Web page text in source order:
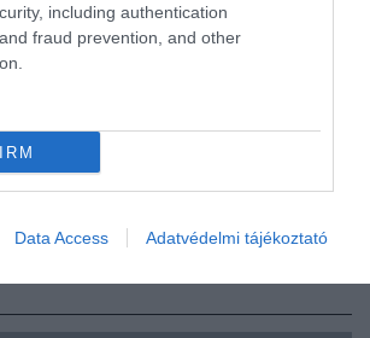
including authentication
fraud prevention, and other
Data Access Adatvédelmi tájékoztató
hogy a helyi
közösen öt athéni családot
szigetre, ahová új házakat
ahogy a beköltöző görög
így az is elképzelhető, hogy még